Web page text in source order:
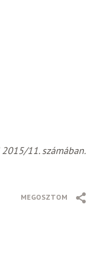
11. számában.
MEGOSZTOM